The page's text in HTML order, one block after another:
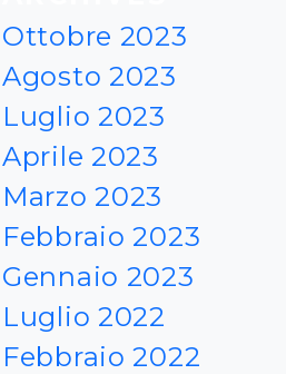
Ottobre 2023
Agosto 2023
Luglio 2023
Aprile 2023
Marzo 2023
Febbraio 2023
Gennaio 2023
Luglio 2022
Febbraio 2022